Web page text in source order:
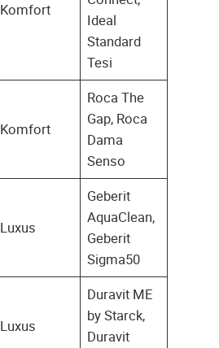
Komfort
Ideal
Standard
Tesi
Komfort
Roca The
Gap, Roca
Dama
Senso
Luxus
Geberit
AquaClean,
Geberit
Sigma50
Luxus
Duravit ME
by Starck,
Duravit